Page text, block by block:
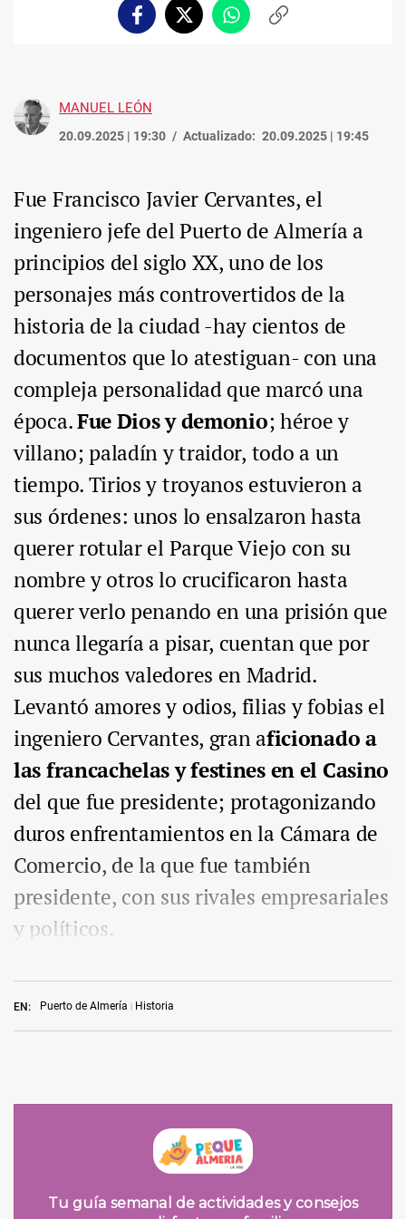
FacebookTwitterWhatsappCopiar
MANUEL LEÓN
20.09.2025 | 19:30 Actualizado: 20.09.2025 | 19:45
EN: Puerto de Almería Historia
Fue Francisco Javier Cervantes, el
ingeniero jefe del Puerto de Almería a
principios del siglo XX, uno de los
personajes más controvertidos de la
historia de la ciudad -hay cientos de
documentos que lo atestiguan- con una
compleja personalidad que marcó una
época.Fue Dios y demonio; héroe y
villano; paladín y traidor, todo a un
tiempo. Tirios y troyanos estuvieron a
sus órdenes: unos lo ensalzaron hasta
querer rotular el Parque Viejo con su
nombre y otros lo crucificaron hasta
querer verlo penando en una prisión que
nunca llegaría a pisar, cuentan que por
sus muchos valedores en Madrid.
Levantó amores y odios, filias y fobias el
ingeniero Cervantes, gran aficionado a
las francachelas y festines en el Casino
del que fue presidente; protagonizando
duros enfrentamientos en la Cámara de
Comercio, de la que fue también
presidente, con sus rivales empresariales
y políticos.